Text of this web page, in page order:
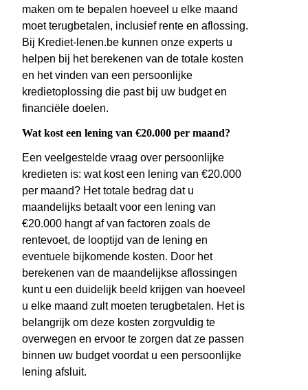
maken om te bepalen hoeveel u elke maand
moet terugbetalen, inclusief rente en aflossing.
Bij Krediet-lenen.be kunnen onze experts u
helpen bij het berekenen van de totale kosten
en het vinden van een persoonlijke
kredietoplossing die past bij uw budget en
financiële doelen.
Wat kost een lening van €20.000 per maand?
Een veelgestelde vraag over persoonlijke
kredieten is: wat kost een lening van €20.000
per maand? Het totale bedrag dat u
maandelijks betaalt voor een lening van
€20.000 hangt af van factoren zoals de
rentevoet, de looptijd van de lening en
eventuele bijkomende kosten. Door het
berekenen van de maandelijkse aflossingen
kunt u een duidelijk beeld krijgen van hoeveel
u elke maand zult moeten terugbetalen. Het is
belangrijk om deze kosten zorgvuldig te
overwegen en ervoor te zorgen dat ze passen
binnen uw budget voordat u een persoonlijke
lening afsluit.